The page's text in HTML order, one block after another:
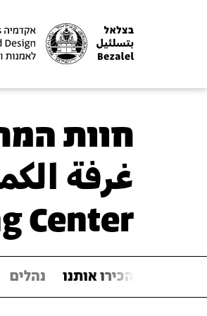
חוות
غرفة
Center
הכירו אותנו נהלים